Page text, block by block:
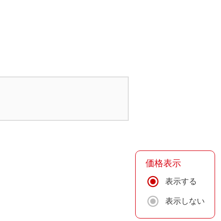
価格表示
表示する
表示しない